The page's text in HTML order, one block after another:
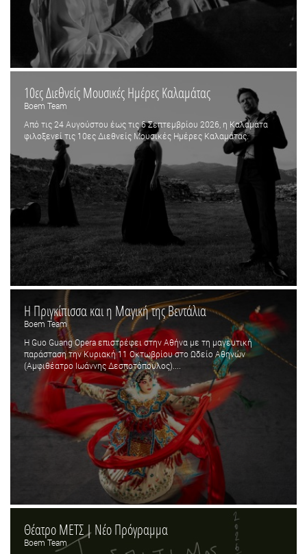
10ες Διεθνείς Μουσικές Ημέρες Καλαμάτας
Boem Team
Από τις 24 Αυγούστου έως τις 6 Σεπτεμβρίου 2026, η Καλαμάτα
φιλοξενεί τις 10ες Διεθνείς Μουσικές Ημέρες Καλαμάτας.
Η Πριγκίπισσα και η Μαγική της Βεντάλια
Boem Team
Η Guo Guang Opera επιστρέφει στην Αθήνα με τη μαγευτική
παράσταση την Κυριακή 11 Οκτωβρίου στο Ωδείο Αθηνών
(Αμφιθέατρο Ιωάννης Δεσποτόπουλος)....
Θέατρο ΜΕΤΣ | Νέο Πρόγραμμα
Boem Team